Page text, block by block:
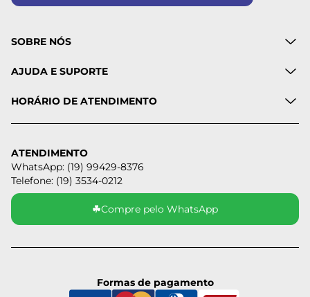
SOBRE NÓS
AJUDA E SUPORTE
HORÁRIO DE ATENDIMENTO
ATENDIMENTO
WhatsApp: (19) 99429-8376
Telefone: (19) 3534-0212
☘Compre pelo WhatsApp
Formas de pagamento